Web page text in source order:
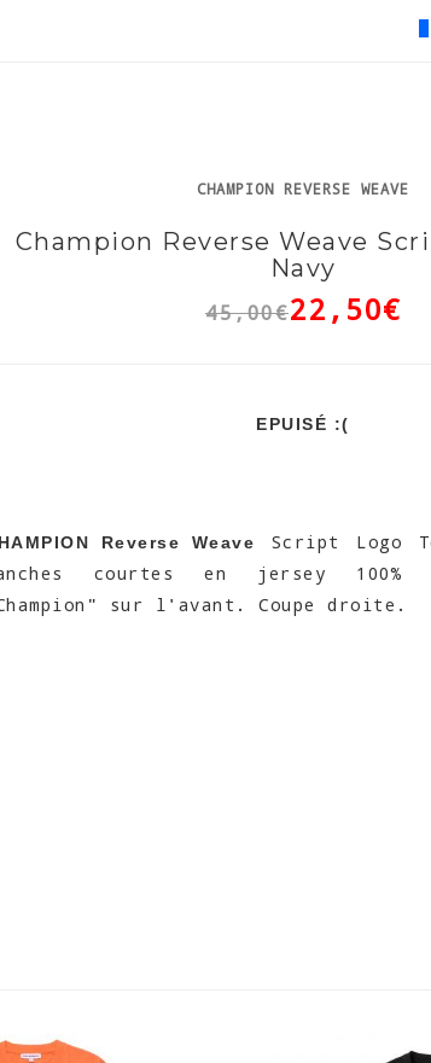
CHAMPION REVERSE WEAVE
Champion Reverse Weave
Navy
45,00€22,50€
EPUISÉ :(
Reverse Weave
Script Logo
courtes en jersey 100%
sur l'avant. Coupe droite.